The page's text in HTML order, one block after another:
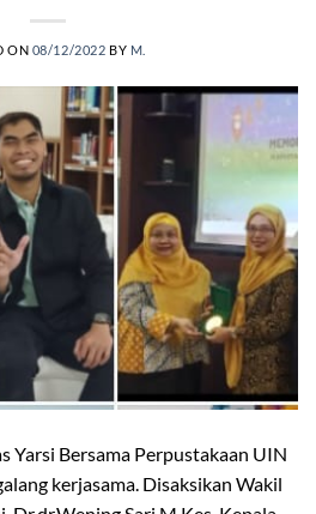
ON 08/12/2022 BY M.
Yarsi Bersama Perpustakaan UIN
kerjasama. Disaksikan Wakil